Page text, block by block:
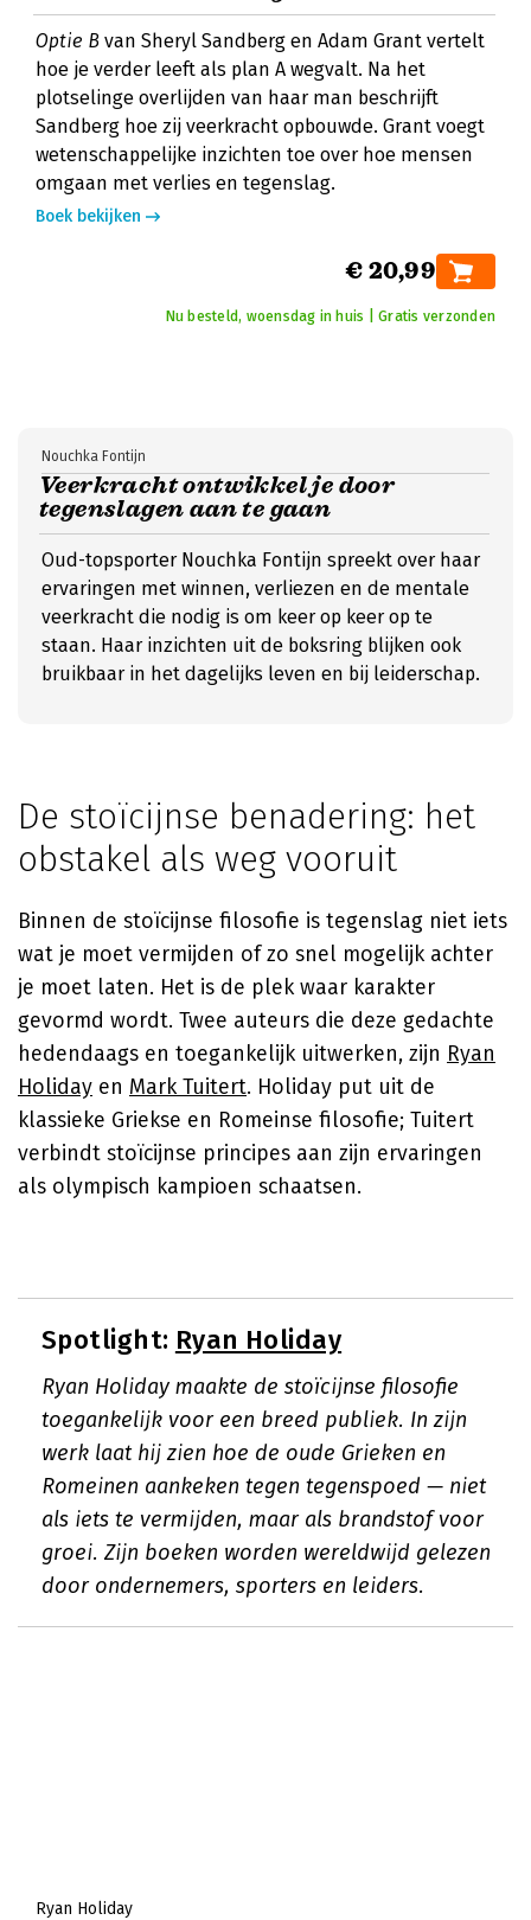
Optie B van Sheryl Sandberg en Adam Grant vertelt
hoe je verder leeft als plan A wegvalt. Na het
plotselinge overlijden van haar man beschrijft
Sandberg hoe zij veerkracht opbouwde. Grant voegt
wetenschappelijke inzichten toe over hoe mensen
omgaan met verlies en tegenslag.
Boek bekijken
€ 20,99
Nu besteld, woensdag in huis | Gratis verzonden
Veerkracht ontwikkel je door
tegenslagen aan te gaan
Nouchka Fontijn
Oud-topsporter Nouchka Fontijn spreekt over haar
ervaringen met winnen, verliezen en de mentale
veerkracht die nodig is om keer op keer op te
staan. Haar inzichten uit de boksring blijken ook
bruikbaar in het dagelijks leven en bij leiderschap.
De stoïcijnse benadering: het
obstakel als weg vooruit
Binnen de stoïcijnse filosofie is tegenslag niet iets
wat je moet vermijden of zo snel mogelijk achter
je moet laten. Het is de plek waar karakter
gevormd wordt. Twee auteurs die deze gedachte
hedendaags en toegankelijk uitwerken, zijn Ryan
Holiday en Mark Tuitert. Holiday put uit de
klassieke Griekse en Romeinse filosofie; Tuitert
verbindt stoïcijnse principes aan zijn ervaringen
als olympisch kampioen schaatsen.
Spotlight: Ryan Holiday
Ryan Holiday maakte de stoïcijnse filosofie
toegankelijk voor een breed publiek. In zijn
werk laat hij zien hoe de oude Grieken en
Romeinen aankeken tegen tegenspoed — niet
als iets te vermijden, maar als brandstof voor
groei. Zijn boeken worden wereldwijd gelezen
door ondernemers, sporters en leiders.
Ryan Holiday